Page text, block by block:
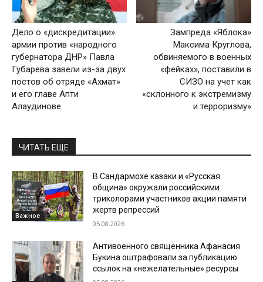
Дело о «дискредитации»
армии против «народного
губернатора ДНР» Павла
Губарева завели из-за двух
постов об отряде «Ахмат»
и его главе Апти
Алаудинове
Зампреда «Яблока»
Максима Круглова,
обвиняемого в военных
«фейках», поставили в
СИЗО на учет как
«склонного к экстремизму
и терроризму»
ЧИТАТЬ ЕЩЕ
Важное
В Сандармохе казаки и «Русская
община» окружали российскими
триколорами участников акции памяти
жертв репрессий
05.08.2026
Антивоенного священника Афанасия
Букина оштрафовали за публикацию
ссылок на «нежелательные» ресурсы